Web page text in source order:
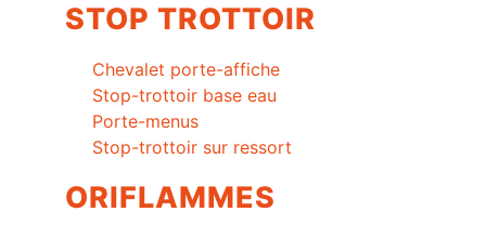
STOP TROTTOIR
Chevalet porte-affiche
Stop-trottoir base eau
Porte-menus
Stop-trottoir sur ressort
ORIFLAMMES